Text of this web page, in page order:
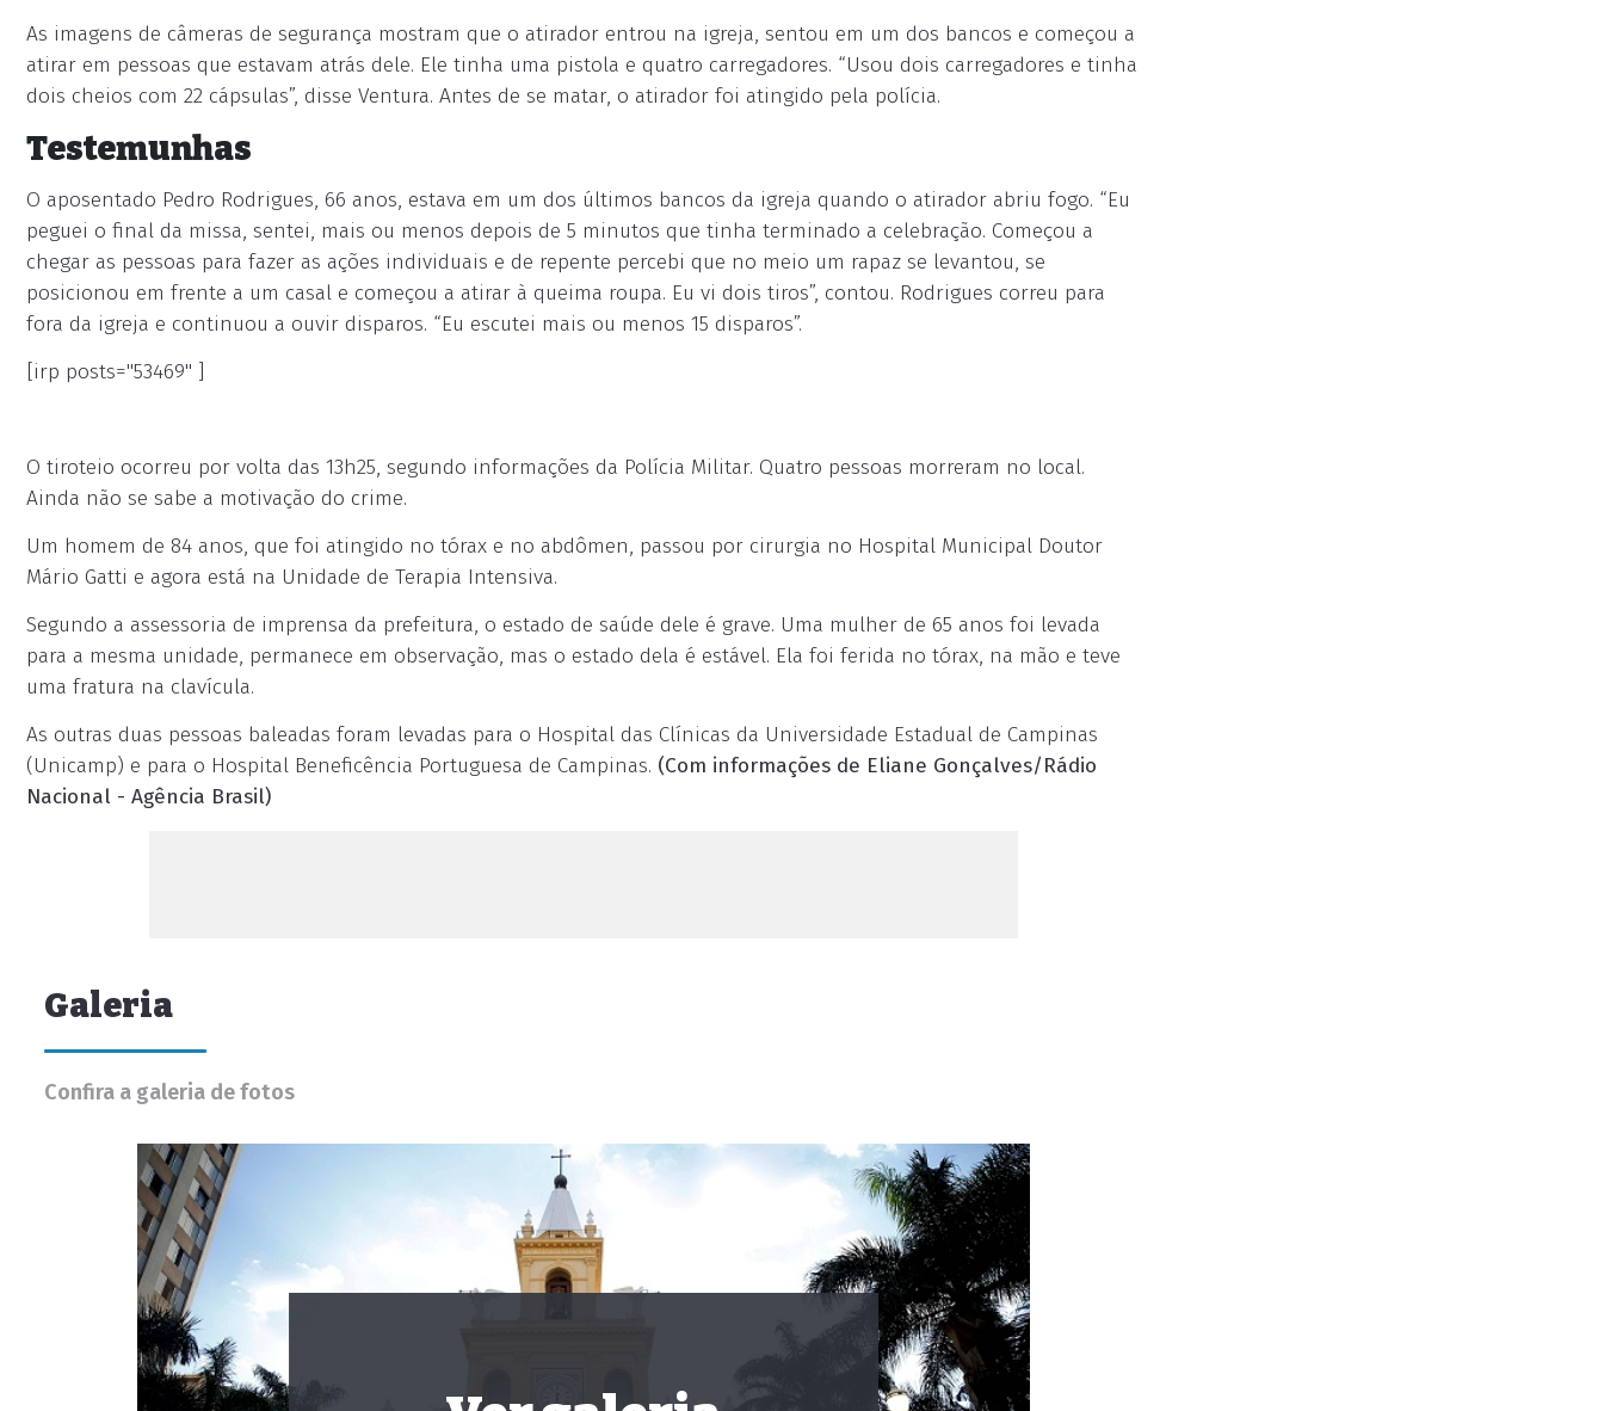
As imagens de câmeras de segurança mostram que o atirador entrou na igreja, sentou em um dos bancos e começou a
atirar em pessoas que estavam atrás dele. Ele tinha uma pistola e quatro carregadores. “Usou dois carregadores e tinha
dois cheios com 22 cápsulas”, disse Ventura. Antes de se matar, o atirador foi atingido pela polícia.
Testemunhas
O aposentado Pedro Rodrigues, 66 anos, estava em um dos últimos bancos da igreja quando o atirador abriu fogo. “Eu
peguei o final da missa, sentei, mais ou menos depois de 5 minutos que tinha terminado a celebração. Começou a
chegar as pessoas para fazer as ações individuais e de repente percebi que no meio um rapaz se levantou, se
posicionou em frente a um casal e começou a atirar à queima roupa. Eu vi dois tiros”, contou. Rodrigues correu para
fora da igreja e continuou a ouvir disparos. “Eu escutei mais ou menos 15 disparos”.
[irp posts="53469" ]
O tiroteio ocorreu por volta das 13h25, segundo informações da Polícia Militar. Quatro pessoas morreram no local.
Ainda não se sabe a motivação do crime.
Um homem de 84 anos, que foi atingido no tórax e no abdômen, passou por cirurgia no Hospital Municipal Doutor
Mário Gatti e agora está na Unidade de Terapia Intensiva.
Segundo a assessoria de imprensa da prefeitura, o estado de saúde dele é grave. Uma mulher de 65 anos foi levada
para a mesma unidade, permanece em observação, mas o estado dela é estável. Ela foi ferida no tórax, na mão e teve
uma fratura na clavícula.
As outras duas pessoas baleadas foram levadas para o Hospital das Clínicas da Universidade Estadual de Campinas
(Unicamp) e para o Hospital Beneficência Portuguesa de Campinas. (Com informações de Eliane Gonçalves/Rádio
Nacional - Agência Brasil)
Galeria
Confira a galeria de fotos